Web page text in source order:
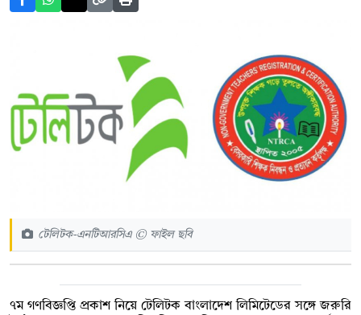
টেলিটক-এনটিআরসিএ © ফাইল ছবি
৭ম গণবিজ্ঞপ্তি প্রকাশ নিয়ে টেলিটক বাংলাদেশ লিমিটেডের সঙ্গে জরুরি